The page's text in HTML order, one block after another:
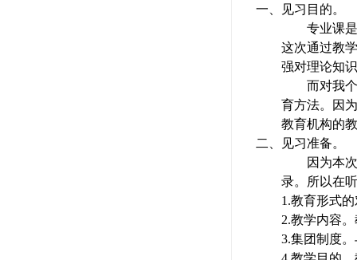
一、
见习目的。
专业课
这次通过教
强对理论知
而对我
育方法。因
教育机构的
二、
见习准备。
因为本
录。所以在
1.教育形式
2.教学内容
3.集团制度